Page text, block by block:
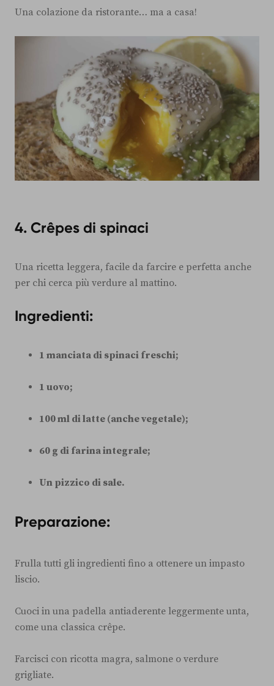
Una colazione da ristorante… ma a casa!
4. Crêpes di spinaci
Una ricetta leggera, facile da farcire e perfetta anche
per chi cerca più verdure al mattino.
Ingredienti:
1 manciata di spinaci freschi;
1 uovo;
100 ml di latte (anche vegetale);
60 g di farina integrale;
Un pizzico di sale.
Preparazione:
Frulla tutti gli ingredienti fino a ottenere un impasto
liscio.
Cuoci in una padella antiaderente leggermente unta,
come una classica crêpe.
Farcisci con ricotta magra, salmone o verdure
grigliate.